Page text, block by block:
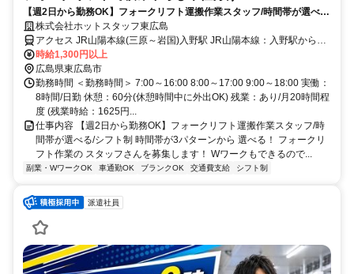
【週2日から勤務OK】フォークリフト運搬作業スタッフ/時間帯が選べ
る/シフト制
株式会社ホットスタッフ東広島
アクセス JR山陽本線(三原～岩国)入野駅 JR山陽本線：入野駅から車
で4分 ※東広島市立入野小学校から徒歩で4分 ＜車・バイクでの通勤
OK！※無料駐車場、駐輪場完備＞
時給1,300円以上
広島県東広島市
勤務時間 ＜勤務時間＞ 7:00～16:00 8:00～17:00 9:00～18:00 実働：
8時間/日勤 休憩：60分(休憩時間中に外出OK) 残業：あり/月20時間程
度 (残業時給：1625円...
仕事内容 【週2日から勤務OK】フォークリフト運搬作業スタッフ/時
間帯が選べる/シフト制 時間帯が3パターンから 選べる！ フォークリ
フト作業の スタッフさんを募集します！ Wワークもできるので...
副業・WワークOK 車通勤OK ブランクOK 交通費支給 シフト制
派遣社員